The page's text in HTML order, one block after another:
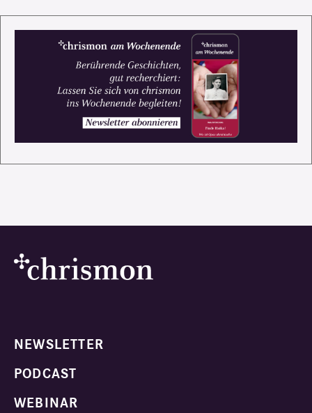
NEWSLETTER
PODCAST
WEBINAR